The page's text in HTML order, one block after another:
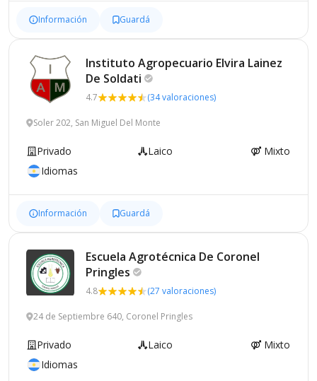
Información Guardá
Instituto Agropecuario Elvira Lainez
De Soldati
4.7 (34 valoraciones)
Soler 202, San Miguel Del Monte
Privado Laico
Mixto
Idiomas
Información Guardá
Escuela Agrotécnica De Coronel
Pringles
4.8 (27 valoraciones)
24 de Septiembre 640, Coronel Pringles
Privado Laico
Mixto
Idiomas